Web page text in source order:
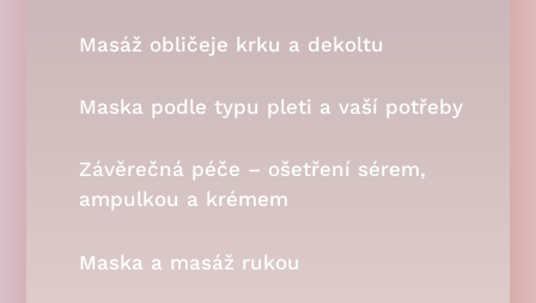
Masáž obličeje krku a dekoltu
Maska podle typu pleti a vaší potřeby
Závěrečná péče – ošetření sérem,
ampulkou a krémem
Maska a masáž rukou